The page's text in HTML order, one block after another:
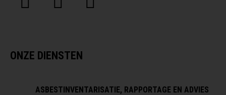
ONZE DIENSTEN
ASBESTINVENTARISATIE, RAPPORTAGE EN ADVIES